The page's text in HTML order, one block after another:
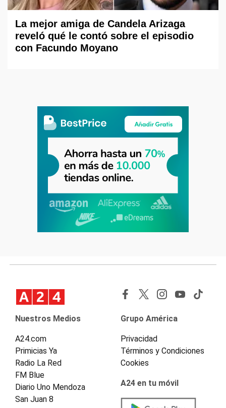
La mejor amiga de Candela Arizaga
reveló qué le contó sobre el episodio
con Facundo Moyano
Nuestros Medios
A24.com
Primicias Ya
Radio La Red
FM Blue
Diario Uno Mendoza
San Juan 8
Grupo América
Privacidad
Términos y Condiciones
Cookies
A24 en tu móvil